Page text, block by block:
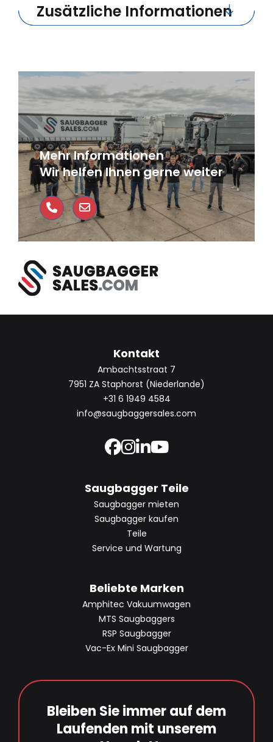
Mehr Informationen
Wir helfen Ihnen gerne weiter
Zusätzliche Informationen
Kontakt
Ambachtsstraat 7
7951 ZA Staphorst (Niederlande)
+31 6 1949 4584
info@saugbaggersales.com
Saugbagger Teile
Saugbagger mieten
Saugbagger kaufen
Teile
Service und Wartung
Beliebte Marken
Amphitec Vakuumwagen
MTS Saugbaggers
RSP Saugbagger
Vac-Ex Mini Saugbagger
Bleiben Sie immer auf dem
Laufenden mit unserem